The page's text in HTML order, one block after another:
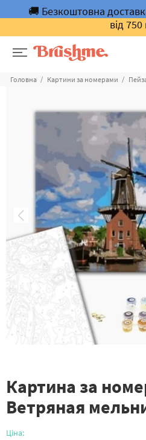
🚚 Безкоштовна
від 750
Головна Картини за номерами
Картина за
Ветряная
Ціна: